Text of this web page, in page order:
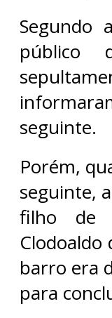
Segundo
público
seguinte.
Porém,
seguinte,
filho de
Clodoaldo
barro era
para